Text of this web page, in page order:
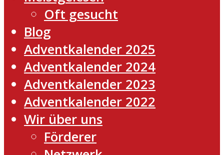
Oft gesucht
Blog
Adventkalender 2025
Adventkalender 2024
Adventkalender 2023
Adventkalender 2022
Wir über uns
Förderer